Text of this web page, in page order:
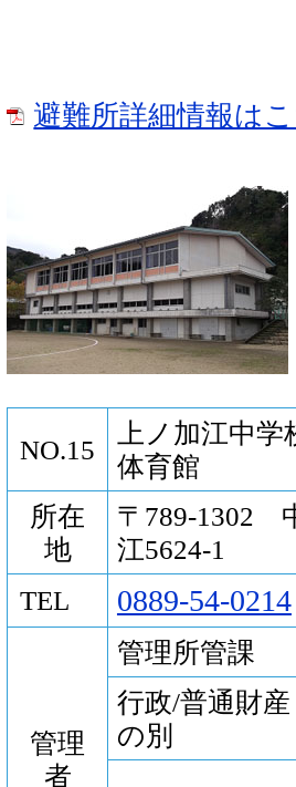
避難所詳細情報は
NO.15
上ノ加江中学
体育館
所在
地
〒789-1302
江5624-1
TEL
0889-54-0214
管理
者
管理所管課
行政/普通財産
の別